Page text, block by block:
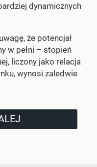
dynamicznych
że potencjał
w pełni – stopień
liczony jako relacja
wynosi zaledwie